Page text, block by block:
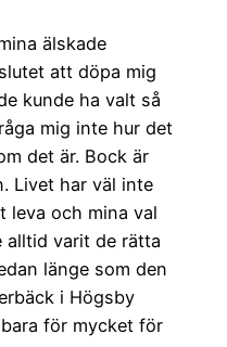
älskade
att döpa mig
kunde ha valt så
mig inte hur det
det är. Bock är
Livet har väl inte
leva och mina val
alltid varit de rätta
länge som den
i Högsby
för mycket för